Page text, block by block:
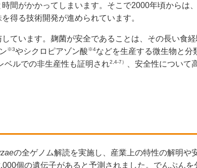
間がかかってしまいます。そこで2000年頃からは
得る技術開発が進められています。
ています。麹菌が安全であることは、その長い食
※3やシクロピアゾン酸※4などを生産する微生物と分
ベルでの非生産性も証明され2,4-7） 、安全性について
の全ゲノム解読を実施し、産業上の特性の解明や
個の遺伝子があると予測されました。でんぷん